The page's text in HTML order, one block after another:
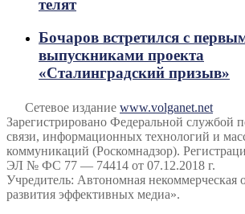
телят
Бочаров встретился с
выпускниками проекта
«Сталинградский призыв»
Сетевое издание www.volganet.net
Зарегистрировано Федеральной службой
связи, информационных технологий и
коммуникаций (Роскомнадзор).
ЭЛ № ФС 77 — 74414 от 07.12.2018 г.
Учредитель: Автономная некоммерческая
развития эффективных медиа».